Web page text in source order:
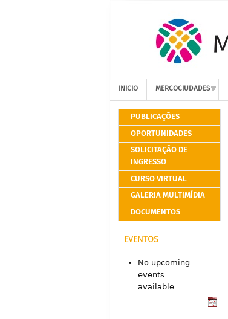
INICIO MERCOCIUDADES
PUBLICAÇÕES
OPORTUNIDADES
SOLICITAÇÃO DE
INGRESSO
CURSO VIRTUAL
GALERIA MULTIMÍDIA
DOCUMENTOS
EVENTOS
No upcoming
events
available